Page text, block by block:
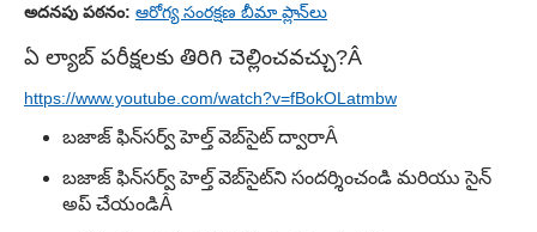
అదనపు పఠనం: ఆరోగ్య సంరక్షణ బీమా ప్లాన్‌లు
ఏ ల్యాబ్ పరీక్షలకు తిరిగి చెల్లించవచ్చు?Â
https://www.youtube.com/watch?v=fBokOLatmbw
బజాజ్ ఫిన్‌సర్వ్ హెల్త్ వెబ్‌సైట్ ద్వారాÂ
బజాజ్ ఫిన్‌సర్వ్ హెల్త్ వెబ్‌సైట్‌ని సందర్శించండి మరియు సైన్
అప్ చేయండిÂ